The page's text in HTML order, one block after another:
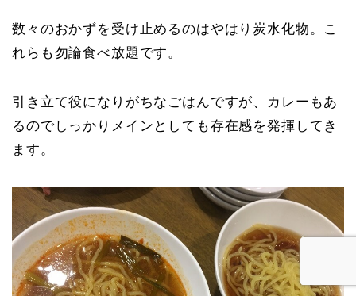
数々のおかずを受け止めるのはやはり炭水化物。こ
れらも勿論食べ放題です。
引き立て役になりがちなごはんですが、カレーもあ
るのでしっかりメインとしても存在感を発揮してき
ます。